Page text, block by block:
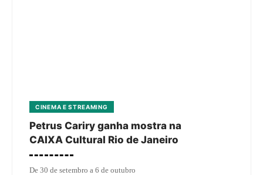
CINEMA E STREAMING
Petrus Cariry ganha mostra na
CAIXA Cultural Rio de Janeiro
De 30 de setembro a 6 de outubro